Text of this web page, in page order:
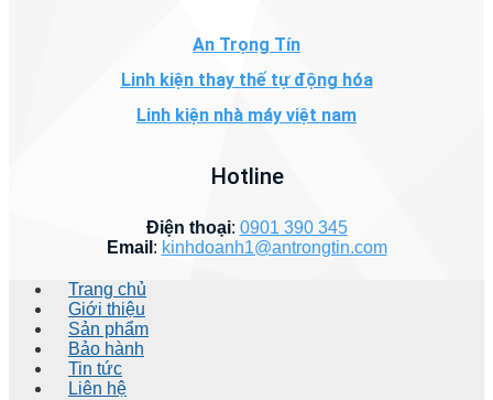
An Trọng Tín
Linh kiện thay thế tự động hóa
Linh kiện nhà máy việt nam
Hotline
Điện thoại: 0901 390 345
Email : kinhdoanh1@antrongtin.com
Trang chủ
Giới thiệu
Sản phẩm
Bảo hành
Tin tức
Liên hệ